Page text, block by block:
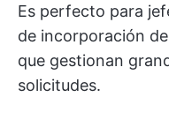
Es perfecto para
de incorporación
que gestionan
solicitudes.